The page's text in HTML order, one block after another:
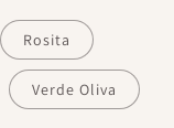
Rosita
Verde Oliva